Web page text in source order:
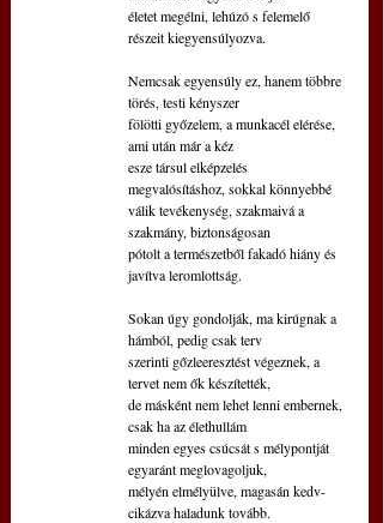
életet megélni, lehúzó s felemelő
részeit kiegyensúlyozva.
Nemcsak egyensúly ez, hanem többre
törés, testi kényszer
fölötti győzelem, a munkacél elérése,
ami után már a kéz
esze társul elképzelés
megvalósításhoz, sokkal könnyebbé
válik tevékenység, szakmaivá a
szakmány, biztonságosan
pótolt a természetből fakadó hiány és
javítva leromlottság.
Sokan úgy gondolják, ma kirúgnak a
hámból, pedig csak terv
szerinti gőzleeresztést végeznek, a
tervet nem ők készítették,
de másként nem lehet lenni embernek,
csak ha az élethullám
minden egyes csúcsát s mélypontját
egyaránt meglovagoljuk,
mélyén elmélyülve, magasán kedv-
cikázva haladunk tovább.